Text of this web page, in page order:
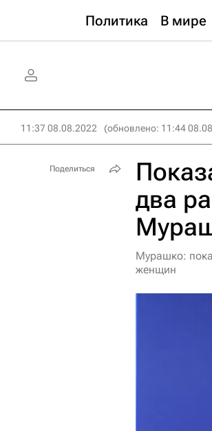
Политика В мире
11:37 08.08.2022 (обновлено: 11:44
два
Мурашко:
женщин
Поделиться